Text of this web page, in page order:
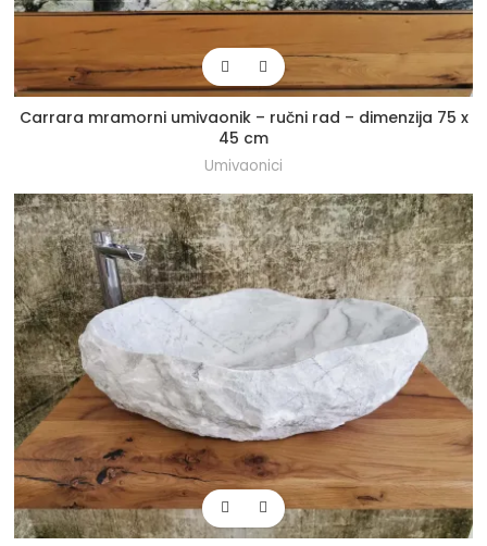
Carrara mramorni umivaonik – ručni rad – dimenzija 75 x
45 cm
Umivaonici